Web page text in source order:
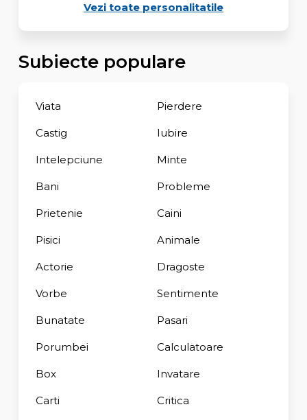
Vezi toate personalitatile
Subiecte populare
Viata Pierdere
Castig Iubire
Intelepciune Minte
Bani Probleme
Prietenie Caini
Pisici Animale
Actorie Dragoste
Vorbe Sentimente
Bunatate Pasari
Porumbei Calculatoare
Box Invatare
Carti Critica